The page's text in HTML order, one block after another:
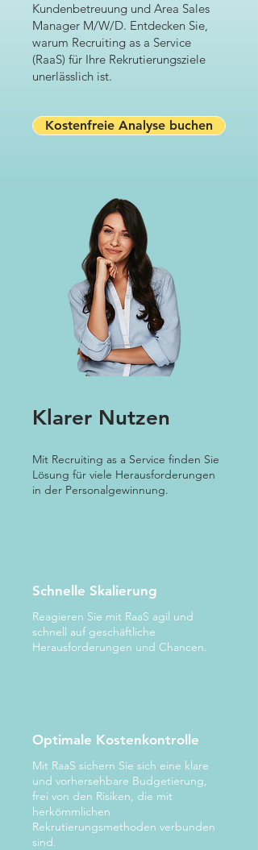
Kundenbetreuung und Area Sales
Manager M/W/D. Entdecken Sie,
warum Recruiting as a Service
(RaaS) für Ihre Rekrutierungsziele
unerlässlich ist.
Kostenfreie Analyse buchen
Klarer Nutzen
Mit Recruiting as a Service finden Sie
Lösung für viele Herausforderungen
in der Personalgewinnung.
Schnelle Skalierung
Reagieren Sie mit RaaS agil und
schnell auf geschäftliche
Herausforderungen und Chancen.
Optimale Kostenkontrolle
Mit RaaS sichern Sie sich eine klare
und vorhersehbare Budgetierung,
frei von den Risiken, die mit
herkömmlichen
Rekrutierungsmethoden verbunden
sind.